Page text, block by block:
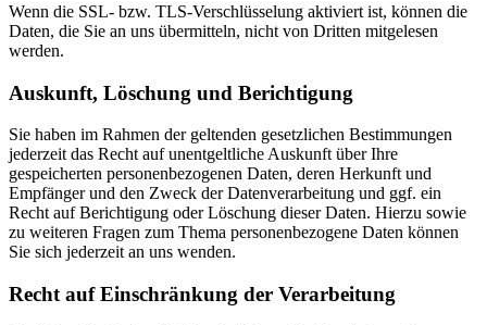
Wenn die SSL- bzw. TLS-Verschlüsselung aktiviert ist, können die
Daten, die Sie an uns übermitteln, nicht von Dritten mitgelesen
werden.
Auskunft, Löschung und Berichtigung
Sie haben im Rahmen der geltenden gesetzlichen Bestimmungen
jederzeit das Recht auf unentgeltliche Auskunft über Ihre
gespeicherten personenbezogenen Daten, deren Herkunft und
Empfänger und den Zweck der Datenverarbeitung und ggf. ein
Recht auf Berichtigung oder Löschung dieser Daten. Hierzu sowie
zu weiteren Fragen zum Thema personenbezogene Daten können
Sie sich jederzeit an uns wenden.
Recht auf Einschränkung der Verarbeitung